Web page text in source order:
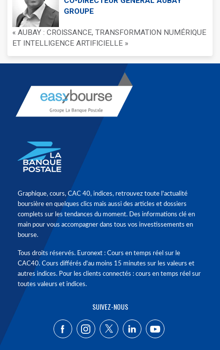
GROUPE
« AUBAY : CROISSANCE, TRANSFORMATION NUMÉRIQUE
ET INTELLIGENCE ARTIFICIELLE »
Graphique, cours, CAC 40, indices, retrouvez toute l'actualité
boursière en quelques clics mais aussi des articles et dossiers
complets sur les tendances du moment. Des informations clé en
main pour vous accompagner dans tous vos investissements en
bourse.
Tous droits réservés. Euronext : Cours en temps réel sur le
CAC40. Cours différés d'au moins 15 minutes sur les valeurs et
autres indices. Pour les clients connectés : cours en temps réel sur
toutes valeurs et indices.
SUIVEZ-NOUS